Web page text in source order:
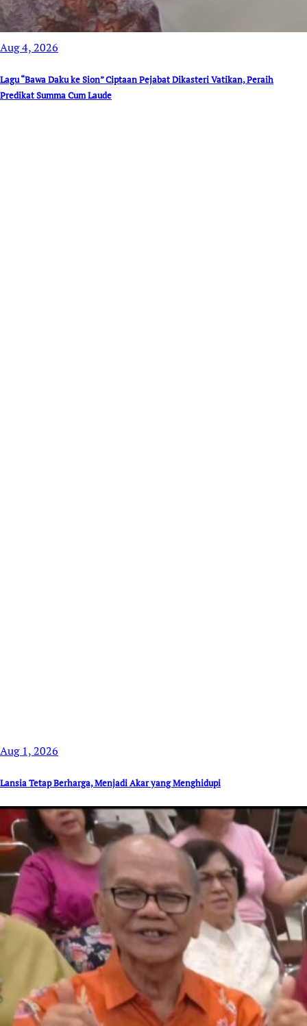
Aug 4, 2026
Lagu “Bawa Daku ke Sion” Ciptaan Pejabat Dikasteri Vatikan, Peraih
Predikat Summa Cum Laude
Aug 1, 2026
Lansia Tetap Berharga, Menjadi Akar yang Menghidupi